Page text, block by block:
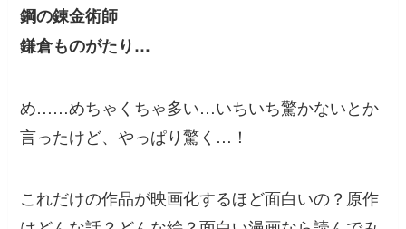
鋼の錬金術師
鎌倉ものがたり…
め……めちゃくちゃ多い…いちいち驚かないとか
言ったけど、やっぱり驚く…！
これだけの作品が映画化するほど面白いの？原作